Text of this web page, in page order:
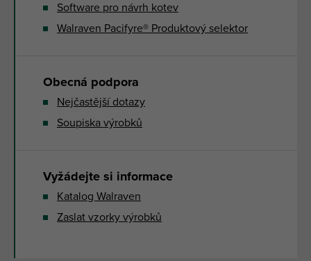
Software pro návrh kotev
Walraven Pacifyre® Produktový selektor
Obecná podpora
Nejčastější dotazy
Soupiska výrobků
Vyžádejte si informace
Katalog Walraven
Zaslat vzorky výrobků